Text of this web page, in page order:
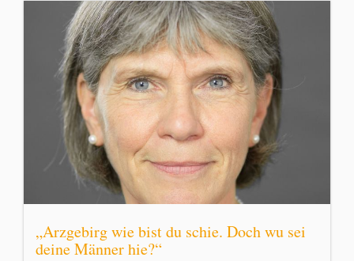
„Arzgebirg wie bist du schie. Doch wu sei
deine Männer hie?“